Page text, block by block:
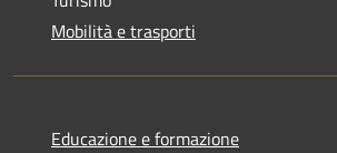
Mobilità e trasporti
Educazione e formazione